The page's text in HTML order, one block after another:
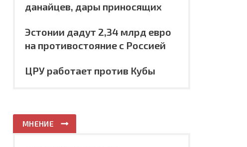
данайцев, дары приносящих
Эстонии дадут 2,34 млрд евро
на противостояние с Россией
ЦРУ работает против Кубы
МНЕНИЕ